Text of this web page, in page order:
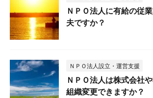
ＮＰＯ法人に有給の従
夫ですか？
ＮＰＯ法人設立・運営支援
ＮＰＯ法人は株式会社
組織変更できますか？